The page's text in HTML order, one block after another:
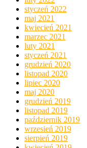
styczeń 2022
maj 2021
kwiecień 2021
marzec 2021
luty 2021
styczeń 2021
grudzień 2020
listopad 2020
lipiec 2020
maj 2020
grudzień 2019
listopad 2019
październik 2019
wrzesień 2019
sierpień 2019